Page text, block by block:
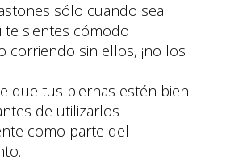
sólo cuando sea
te sientes cómodo
corriendo sin ellos, ¡no los
que tus piernas estén bien
de utilizarlos
como parte del